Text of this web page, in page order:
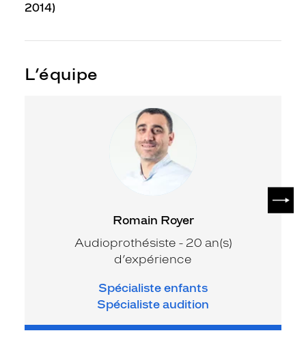
2014)
L’équipe
Romain Royer
Audioprothésiste - 20 an(s)
d’expérience
Spécialiste enfants
Spécialiste audition